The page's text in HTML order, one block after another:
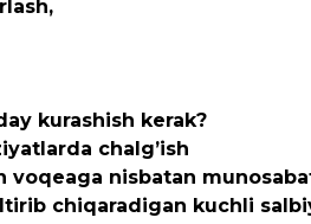
kurashish kerak?
chalgʼish
nisbatan
chiqaradigan kuchli